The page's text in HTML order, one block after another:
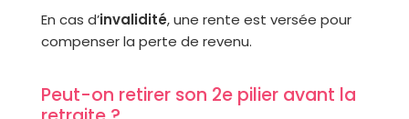
En cas d’invalidité, une rente est versée pour
compenser la perte de revenu.
Peut-on retirer son 2e pilier avant la